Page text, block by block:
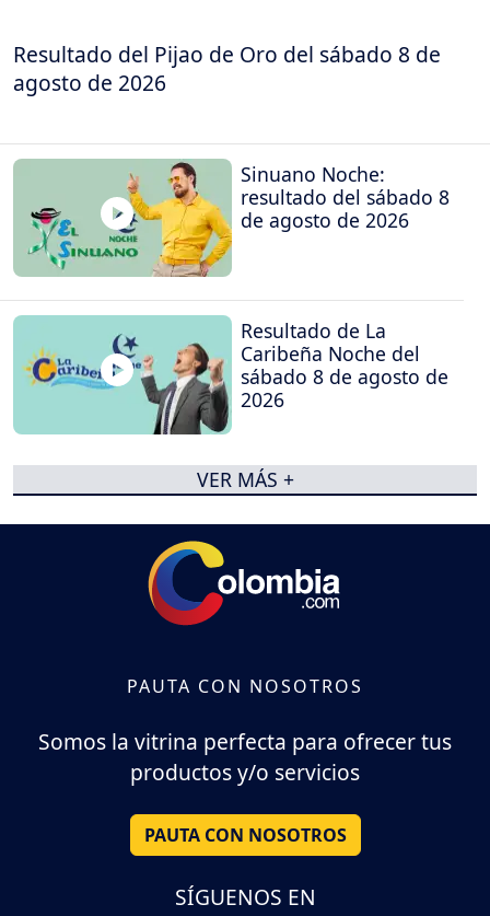
Resultado del Pijao de Oro del sábado 8 de
agosto de 2026
Sinuano Noche:
resultado del sábado 8
de agosto de 2026
Resultado de La
Caribeña Noche del
sábado 8 de agosto de
2026
VER MÁS +
PAUTA CON NOSOTROS
Somos la vitrina perfecta para ofrecer tus
productos y/o servicios
PAUTA CON NOSOTROS
SÍGUENOS EN